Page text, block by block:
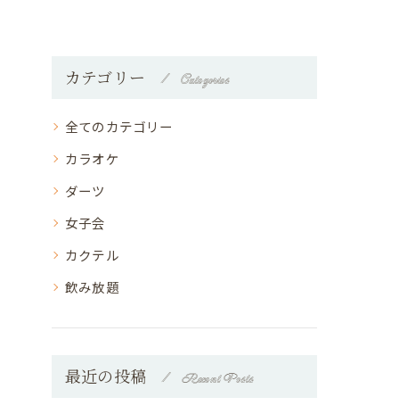
カテゴリー Categories
全てのカテゴリー
カラオケ
ダーツ
女子会
カクテル
飲み放題
最近の投稿 Recent Posts